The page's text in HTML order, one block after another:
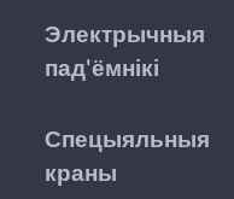
Электрычныя
пад'ёмнікі
Спецыяльныя
краны